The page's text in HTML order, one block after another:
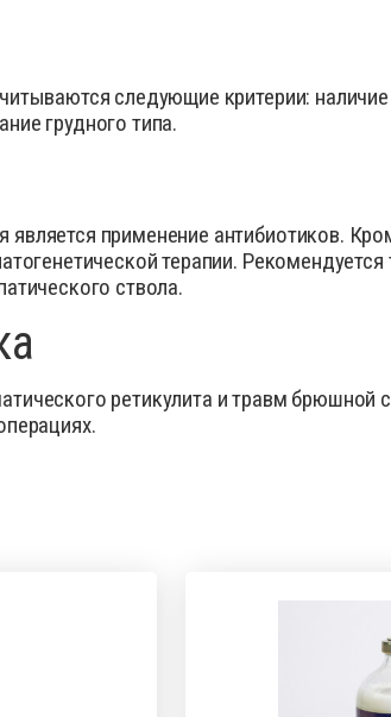
следующие критерии:
грудного типа.
применение антибиотиков.
терапии.
ствола.
ретикулита и травм брюшной